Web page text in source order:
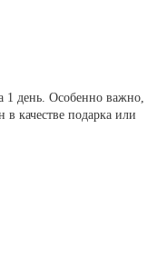
1 день. Особенно важно,
в качестве подарка или